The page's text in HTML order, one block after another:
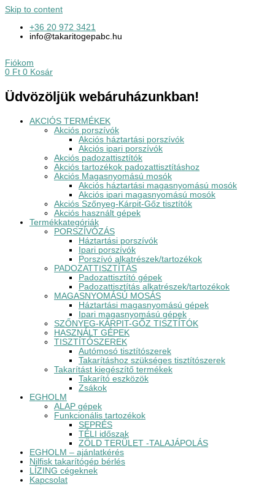
Skip to content
+36 20 972 3421
info@takaritogepabc.hu
Fiókom
0 Ft 0 Kosár
Üdvözöljük webáruházunkban!
AKCIÓS TERMÉKEK
Akciós porszívók
Akciós háztartási porszívók
Akciós ipari porszívók
Akciós padozattisztítók
Akciós tartozékok padozattisztításhoz
Akciós Magasnyomású mosók
Akciós háztartási magasnyomású mosók
Akciós ipari magasnyomású mosók
Akciós Szőnyeg-Kárpit-Gőz tisztítók
Akciós használt gépek
Termékkategóriák
PORSZÍVÓZÁS
Háztartási porszívók
Ipari porszívók
Porszívó alkatrészek/tartozékok
PADOZATTISZTÍTÁS
Padozattisztító gépek
Padozattisztítás alkatrészek/tartozékok
MAGASNYOMÁSÚ MOSÁS
Háztartási magasnyomású gépek
Ipari magasnyomású gépek
SZŐNYEG-KÁRPIT-GŐZ TISZTÍTÓK
HASZNÁLT GÉPEK
TISZTÍTÓSZEREK
Autómosó tisztítószerek
Takarításhoz szükséges tisztítószerek
Takarítást kiegészítő termékek
Takarító eszközök
Zsákok
EGHOLM
ALAP gépek
Funkcionális tartozékok
SEPRÉS
TÉLI időszak
ZÖLD TERÜLET -TALAJÁPOLÁS
EGHOLM – ajánlatkérés
Nilfisk takarítógép bérlés
LÍZING cégeknek
Kapcsolat